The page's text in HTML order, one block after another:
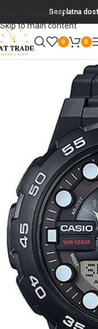
Skip to navigation
Skip to main content
Besplatna
0 0